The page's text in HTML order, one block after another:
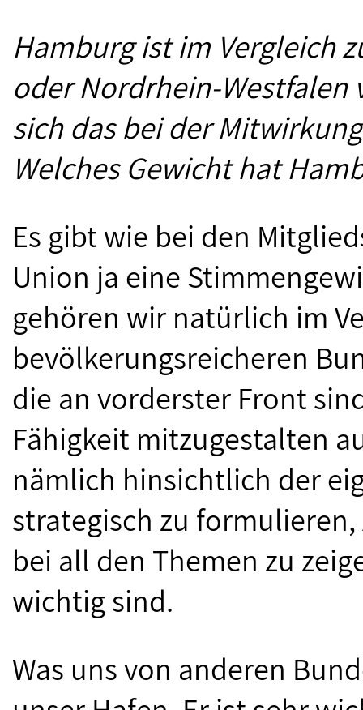
Hamburg ist im Vergleich
oder Nordrhein-Westfalen
sich das bei der
Welches Gewicht hat
Es gibt wie bei den
Union ja eine
gehören wir natürlich im
bevölkerungsreicheren
die an vorderster Front
Fähigkeit mitzugestalten
nämlich hinsichtlich der
strategisch zu
bei all den Themen zu
wichtig sind.
Was uns von anderen